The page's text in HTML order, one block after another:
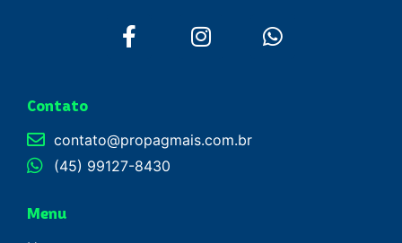
Contato
contato@propagmais.com.br
(45) 99127-8430
Menu